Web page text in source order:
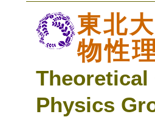
東北
物性
Theoretical
Physics